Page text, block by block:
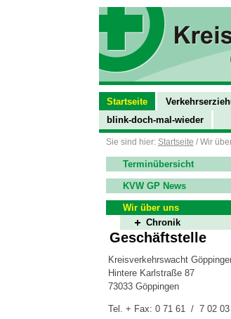
Startseite
blink-doch-mal-wieder
Sie sind hier: Startseite / Wir
Terminübersicht
KVW GP News
Wir über uns
Chronik
Geschäftstelle
Kreisverkehrswacht
Hintere Karlstraße 87
73033 Göppingen
Tel. + Fax: 0 71 61 / 7 02 03